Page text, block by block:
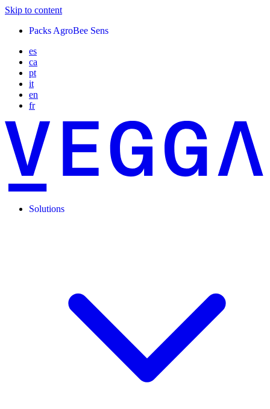
Skip to content
Packs AgroBee Sens
es
ca
pt
it
en
fr
Solutions